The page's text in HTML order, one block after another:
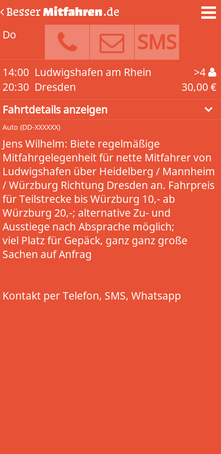
BesserMitfahren.de
Do
SMS
14:00
20:30
Ludwigshafen am Rhein
Dresden
>4
30,00 €
Fahrtdetails anzeigen
Auto (DD-XXXXXX)
Jens Wilhelm: Biete regelmäßige
Mitfahrgelegenheit für nette Mitfahrer von
Ludwigshafen über Heidelberg / Mannheim
/ Würzburg Richtung Dresden an. Fahrpreis
für Teilstrecke bis Würzburg 10,- ab
Würzburg 20,-; alternative Zu- und
Ausstiege nach Absprache möglich;
viel Platz für Gepäck, ganz ganz große
Sachen auf Anfrag
Kontakt per Telefon, SMS, Whatsapp